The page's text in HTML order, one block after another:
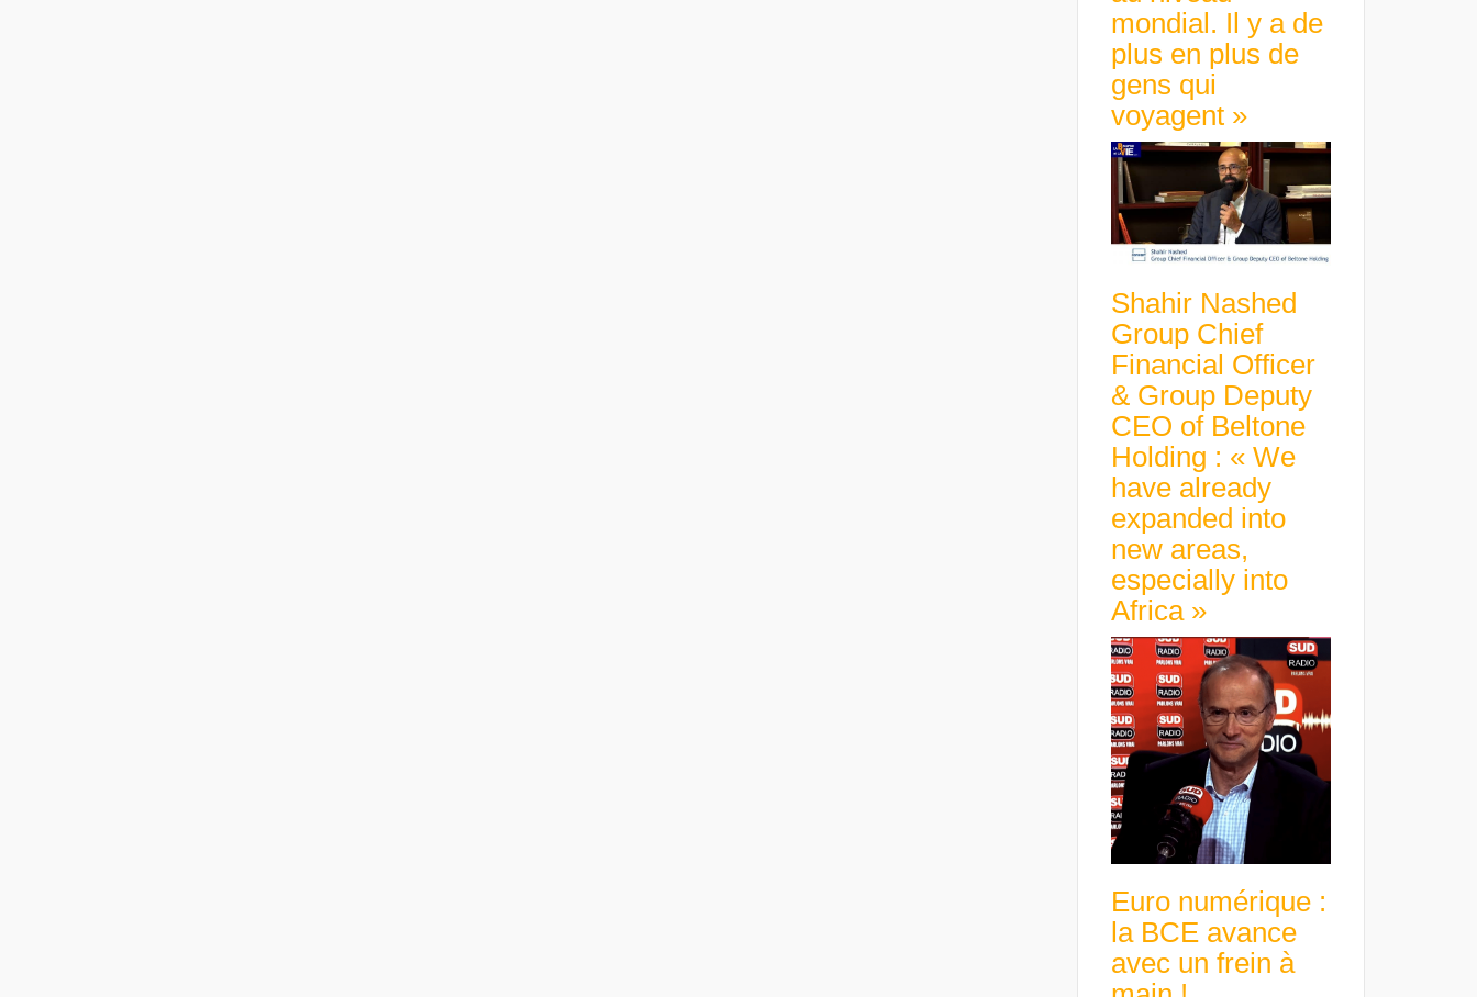
mondial. Il y a de
plus en plus de
gens qui
voyagent »
Shahir Nashed
Group Chief
Financial Officer
& Group Deputy
CEO of Beltone
Holding : « We
have already
expanded into
new areas,
especially into
Africa »
Euro numérique :
la BCE avance
avec un frein à